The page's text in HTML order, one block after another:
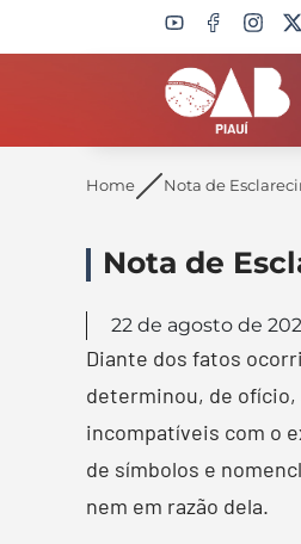
Search
Home Nota de
Nota de
22 de agosto de
Diante dos fatos
determinou, de ofício,
incompatíveis com o
de símbolos e
nem em razão dela.